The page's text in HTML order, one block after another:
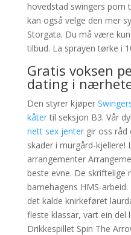
hovedstad swingers porn
kan også velge den mer
Storgata. Du må være
tilbud. La sprayen tørke i
Gratis voksen
dating i
Den styrer kjøper
kåtertil seksjon B3. Vår
nett sex jentergir oss råd
skader i murgård-kjellere!
arrangementer
beste evne. De skriftelige
barnehagens HMS-
det kalde knirkeføret
fleste klassar, vart ein del
Drikkespillet Spin The